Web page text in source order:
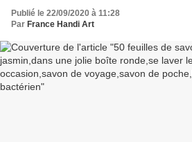
poche,hygiène propreté anti
Publié le 22/09/2020 à 11:28
Par France Handi Art